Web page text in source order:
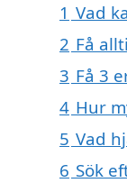
1 Vad
2 Få
3 Få 3
4 Hur
5 Vad
6 Sök